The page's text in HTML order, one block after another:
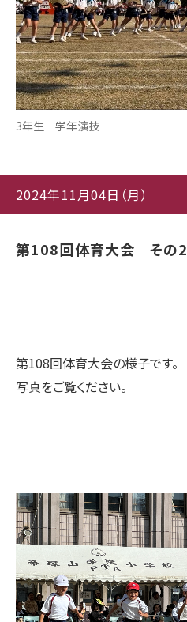
3年生 学年演技
2024年11月04日（月）
第108回体育大会 その2
第108回体育大会の様子です。
写真をご覧ください。